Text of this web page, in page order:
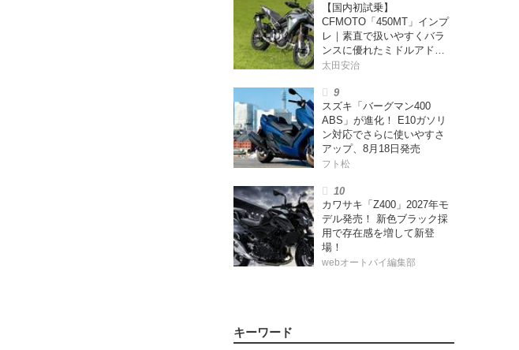
【国内初試乗】
CFMOTO「450MT」インプ
レ｜素直で扱いやすくバラ
ンスに優れたミドルアドベ
ンチャー！
太田安治
スズキ「バーグマン400
ABS」が進化！ E10ガソリ
ン対応でさらに使いやすさ
アップ、8月18日発売
フト松
カワサキ「Z400」2027年モ
デル発売！ 新色ブラック採
用で存在感を増して新登
場！
webオートバイ編集部
キーワード